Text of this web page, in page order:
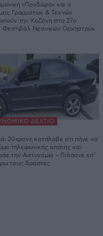
«Πανδώρα» και ο
Γραμμάτων & Τεχνών
την Κοζάνη στο 27ο
Φεστιβάλ Νεανικών Ορχηστρών
ΔΕΛΤΊΟ
20χρονη κατάλαβε ότι πήγε να
τηλεφωνικής απάτης και
την Αστυνομία – Πιάσανε επ’
τους δράστες